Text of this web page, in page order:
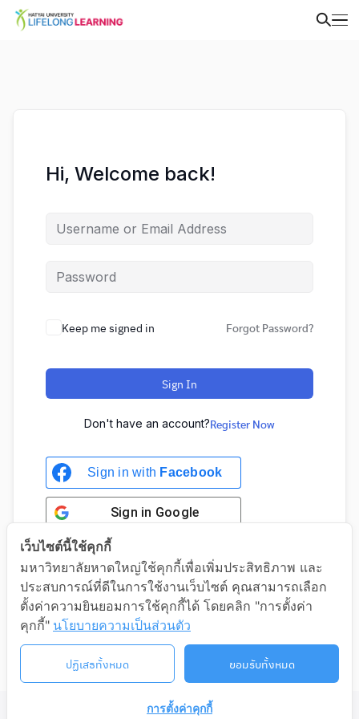
Hi, Welcome back!
Keep me signed in Forgot Password?
Sign In
Don't have an account?Register Now
Sign in with Facebook
Sign in Google
Sign in with Google
©2026 LIFELONG.HU.AC.TH. ALL RIGHTS RESERVED.
เว็บไซต์นี้ใช้คุกกี้
มหาวิทยาลัยหาดใหญ่ใช้คุกกี้เพื่อเพิ่มประสิทธิภาพ และ
ประสบการณ์ที่ดีในการใช้งานเว็บไซต์ คุณสามารถเลือก
ตั้งค่าความยินยอมการใช้คุกกี้ได้ โดยคลิก "การตั้งค่า
คุกกี้" นโยบายความเป็นส่วนตัว
ปฏิเสธทั้งหมด ยอมรับทั้งหมด
การตั้งค่าคุกกี้